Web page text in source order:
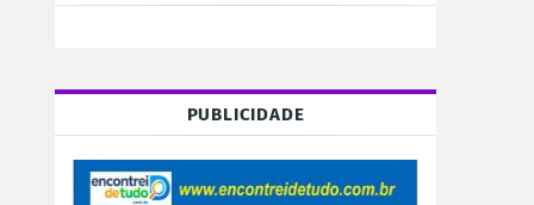
PUBLICIDADE